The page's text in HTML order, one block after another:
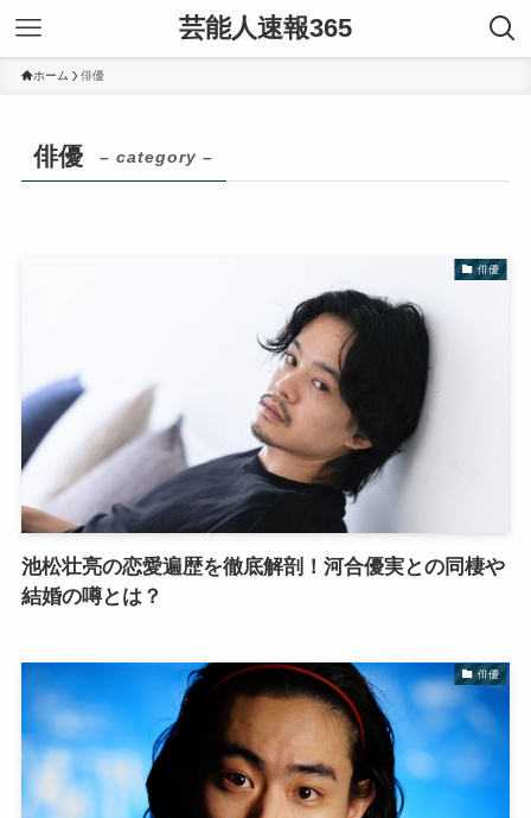
芸能人速報365
ホーム 俳優
俳優 – category –
俳優
池松壮亮の恋愛遍歴を徹底解剖！河合優実との同棲や
結婚の噂とは？
俳優